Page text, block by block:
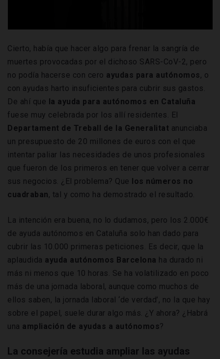
Cierto, había que hacer algo para frenar la sangría de
muertes provocadas por el dichoso SARS-CoV-2, pero
no podía hacerse con cero ayudas para autónomos, o
con ayudas harto insuficientes para cubrir sus gastos.
De ahí que la ayuda para autónomos en Cataluña
fuese muy celebrada por los allí residentes. El
Departament de Treball de la Generalitat anunciaba
un presupuesto de 20 millones de euros con el que
intentar paliar las necesidades de unos profesionales
que fueron de los primeros en tener que volver a cerrar
sus negocios. ¿El problema? Que los números no
cuadraban, tal y como ha demostrado el resultado.
La intención era buena, no lo dudamos, pero los 2.000€
de ayuda autónomos en Cataluña solo han dado para
cubrir las 10.000 primeras peticiones. Es decir, que la
aplaudida ayuda autónomos Barcelona ha durado ni
más ni menos que 10 horas. Se ha volatilizado en poco
más de una jornada laboral, aunque como muchos de
ellos saben, la jornada laboral ‘de verdad’, no la que hay
sobre el papel, suele durar algo más. ¿Y ahora? ¿Habrá
una ampliación de ayudas a autónomos?
La consejería estudia ampliar las ayudas